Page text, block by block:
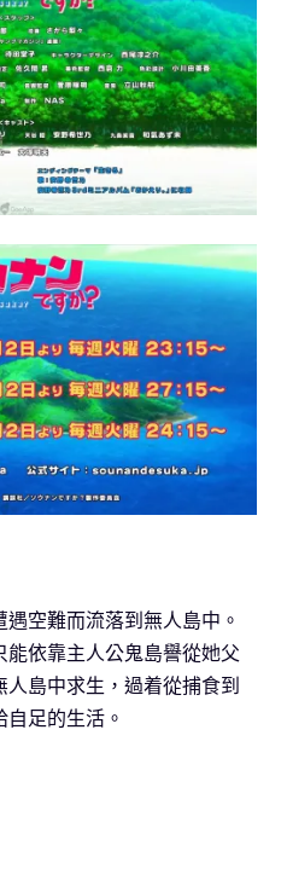
空難而流落到無人島中。
依靠主人公鬼島譽從她父
島中求生，過着從捕食到
足的生活。